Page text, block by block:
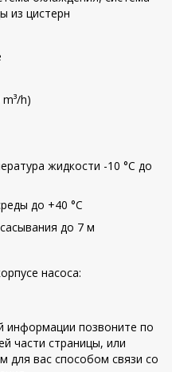
из цистерн
h)
жидкости -10 °C до
до +40 °C
до 7 м
насоса:
информации позвоните по
части страницы, или
для вас способом связи со